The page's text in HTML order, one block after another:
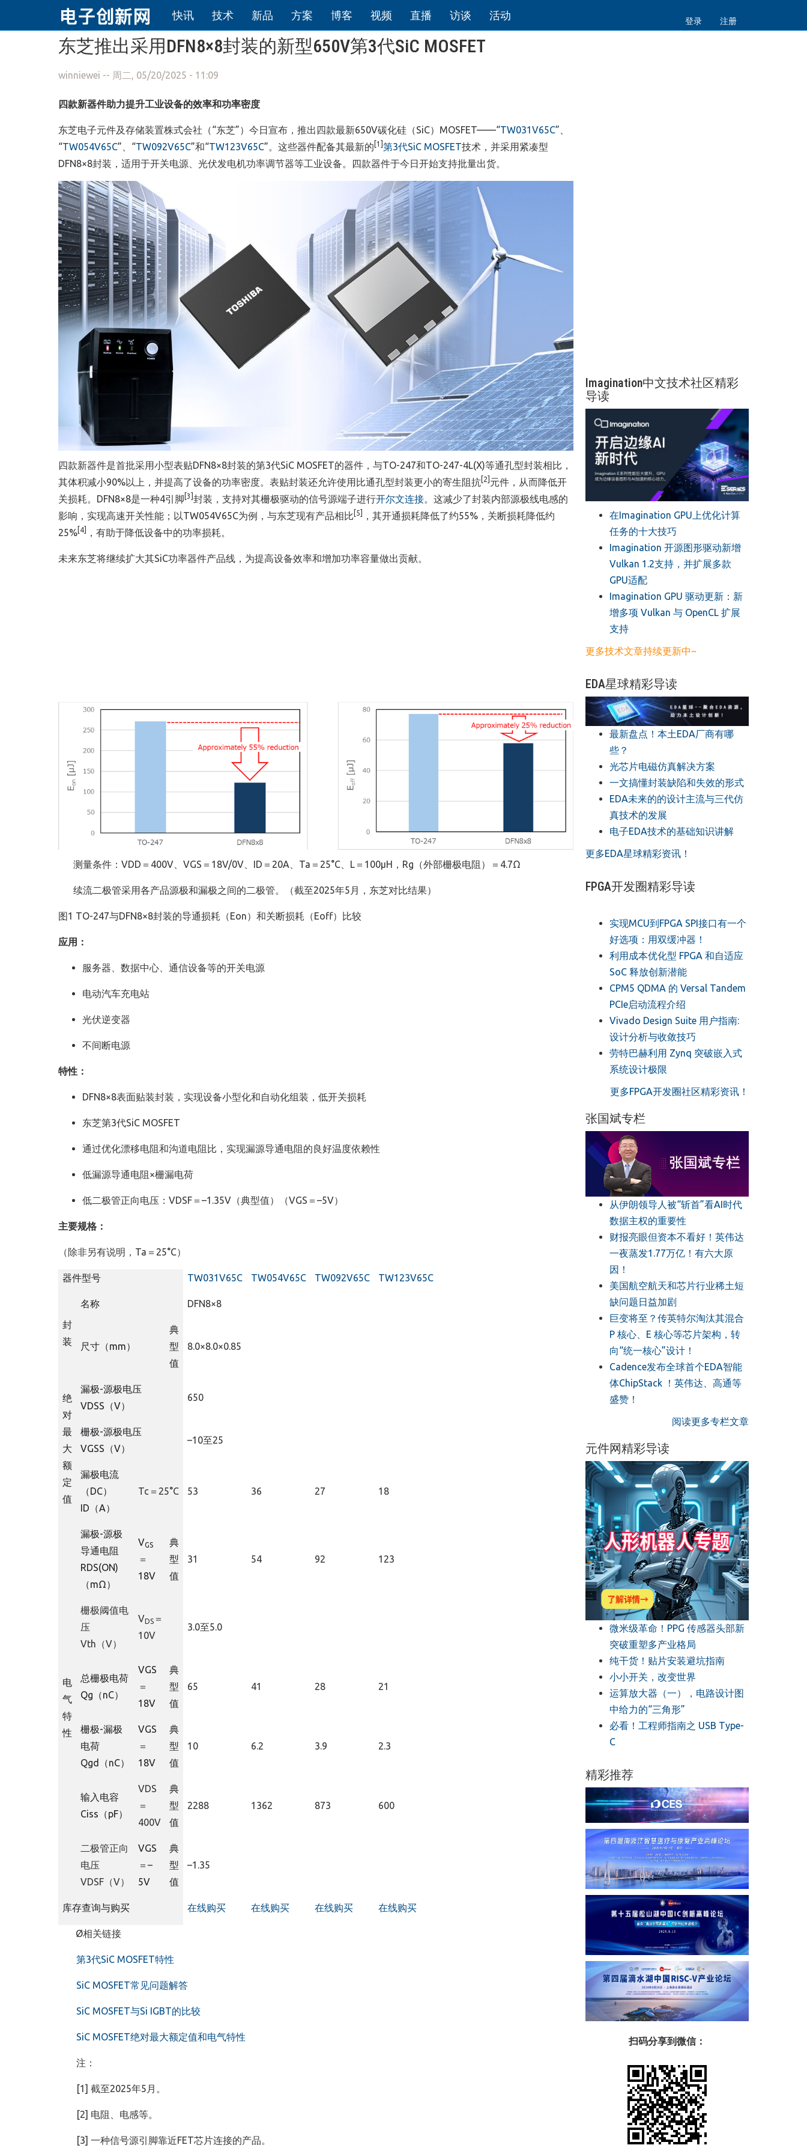
跳转到主要内容
快讯 技术 新品 方案 博客 视频 直播 访谈 活动 登录 注册
东芝推出采用DFN8×8封装的新型650V第3代SiC MOSFET
winniewei -- 周二, 05/20/2025 - 11:09
四款新器件助力提升工业设备的效率和功率密度
东芝电子元件及存储装置株式会社（“东芝”）今日宣布，推出四款最新650V碳化硅（SiC）MOSFET——“TW031V65C”、
“TW054V65C”、“TW092V65C”和“TW123V65C”。这些器件配备其最新的 [1] 第3代SiC MOSFET技术，并采用紧凑型
DFN8×8封装，适用于开关电源、光伏发电机功率调节器等工业设备。四款器件于今日开始支持批量出货。
四款新器件是首批采用小型表贴DFN8×8封装的第3代SiC MOSFET的器件，与TO-247和TO-247-4L(X)等通孔型封装相比，
其体积减小90%以上，并提高了设备的功率密度。表贴封装还允许使用比通孔型封装更小的寄生阻抗[2] 元件，从而降低开
关损耗。DFN8×8是一种4引脚 [3] 封装，支持对其栅极驱动的信号源端子进行开尔文连接。这减少了封装内部源极线电感的
影响，实现高速开关性能；以TW054V65C为例，与东芝现有产品相比 [5]
，其开通损耗降低了约55%，关断损耗降低约
25%[4] ，有助于降低设备中的功率损耗。
未来东芝将继续扩大其SiC功率器件产品线，为提高设备效率和增加功率容量做出贡献。
测量条件：VDD＝400V、VGS＝18V/0V、ID＝20A、Ta＝25°C、L＝100μH，Rg（外部栅极电阻）＝4.7Ω
续流二极管采用各产品源极和漏极之间的二极管。（截至2025年5月，东芝对比结果）
图1 TO-247与DFN8×8封装的导通损耗（Eon）和关断损耗（Eoff）比较
应用：
服务器、数据中心、通信设备等的开关电源
电动汽车充电站
光伏逆变器
不间断电源
特性：
DFN8×8表面贴装封装，实现设备小型化和自动化组装，低开关损耗
东芝第3代SiC MOSFET
通过优化漂移电阻和沟道电阻比，实现漏源导通电阻的良好温度依赖性
低漏源导通电阻×栅漏电荷
低二极管正向电压：VDSF＝–1.35V（典型值）（VGS＝–5V）
主要规格：
（除非另有说明，Ta＝25°C）
器件型号 TW031V65C TW054V65C TW092V65C TW123V65C
封
装
名称 DFN8×8
尺寸（mm）
典
型
值
8.0×8.0×0.85
绝
对
最
大
额
定
值
漏极-源极电压
VDSS （V）
650
栅极-源极电压
VGSS （V）
–10至25
漏极电流
（DC）
D （A）
Tc＝25°C 53 36 27 18
电
气
特
性
漏极-源极
导通电阻
RDS(ON)
（mΩ）
VGS
＝
18V
典
型
值
31 54 92 123
栅极阈值电
压
Vth（V）
VDS ＝
10V
3.0至5.0
总栅极电荷
Qg （nC）
VGS
＝
18V
典
型
值
65 41 28 21
栅极-漏极
电荷
Qgd （nC）
VGS
＝
18V
典
型
值
10 6.2 3.9 2.3
输入电容
Ciss （pF）
VDS
＝
400V
典
型
值
2288 1362 873 600
二极管正向
电压
VDSF（V）
VGS
＝–
5V
典
型
值
–1.35
库存查询与购买 在线购买 在线购买 在线购买 在线购买
Ø相关链接
第3代SiC MOSFET特性
SiC MOSFET常见问题解答
SiC MOSFET与Si IGBT的比较
SiC MOSFET绝对最大额定值和电气特性
注：
[1] 截至2025年5月。
[2] 电阻、电感等。
[3] 一种信号源引脚靠近FET芯片连接的产品。
Imagination中文技术社区精彩
导读
在Imagination GPU上优化计算
任务的十大技巧
​Imagination 开源图形驱动新增
Vulkan 1.2支持，并扩展多款
GPU适配
​Imagination GPU 驱动更新：新
增多项 Vulkan 与 OpenCL 扩展
支持
更多技术文章持续更新中~
EDA星球精彩导读
最新盘点！本土EDA厂商有哪
些？
光芯片电磁仿真解决方案
一文搞懂封装缺陷和失效的形式
EDA未来的的设计主流与三代仿
真技术的发展
电子EDA技术的基础知识讲解
更多EDA星球精彩资讯！
FPGA开发圈精彩导读
实现MCU到FPGA SPI接口有一个
好选项：用双缓冲器！
利用成本优化型 FPGA 和自适应
SoC 释放创新潜能
CPM5 QDMA 的 Versal Tandem
PCIe启动流程介绍
Vivado Design Suite 用户指南:
设计分析与收敛技巧
劳特巴赫利用 Zynq 突破嵌入式
系统设计极限
更多FPGA开发圈社区精彩资讯！
张国斌专栏
从伊朗领导人被“斩首”看AI时代
数据主权的重要性
财报亮眼但资本不看好！英伟达
一夜蒸发1.77万亿！有六大原
因！
美国航空航天和芯片行业稀土短
缺问题日益加剧
巨变将至？传英特尔淘汰其混合
P 核心、E 核心等芯片架构，转
向“统一核心”设计！
Cadence发布全球首个EDA智能
体ChipStack ！英伟达、高通等
盛赞！
阅读更多专栏文章
元件网精彩导读
微米级革命！PPG 传感器头部新
突破重塑多产业格局
纯干货！贴片安装避坑指南
小小开关，改变世界
运算放大器（一），电路设计图
中给力的“三角形”
必看！工程师指南之 USB Type-
C
精彩推荐
扫码分享到微信：